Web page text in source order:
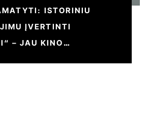
ISTORINIU
ĮVERTINTI
– JAU KINO